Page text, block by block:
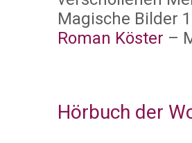
Magische Bilder 1
Roman Köster –
Hörbuch der